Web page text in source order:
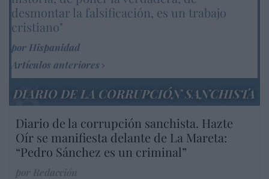
desmontar la falsificación, es un trabajo
cristiano"
por Hispanidad
Artículos anteriores
DIARIO DE LA CORRUPCIÓN SANCHISTA
Diario de la corrupción sanchista. Hazte
Oír se manifiesta delante de La Mareta:
“Pedro Sánchez es un criminal”